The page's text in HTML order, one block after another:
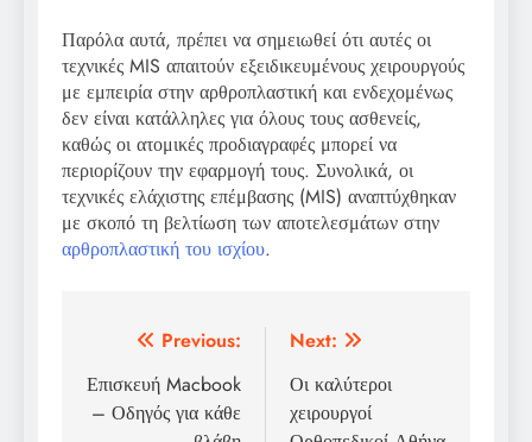
Παρόλα αυτά, πρέπει να σημειωθεί ότι αυτές οι
τεχνικές MIS απαιτούν εξειδικευμένους χειρουργούς
με εμπειρία στην αρθροπλαστική και ενδεχομένως
δεν είναι κατάλληλες για όλους τους ασθενείς,
καθώς οι ατομικές προδιαγραφές μπορεί να
περιορίζουν την εφαρμογή τους. Συνολικά, οι
τεχνικές ελάχιστης επέμβασης (MIS) αναπτύχθηκαν
με σκοπό τη βελτίωση των αποτελεσμάτων στην
αρθροπλαστική του ισχίου.
Πλοήγηση
άρθρων
Previous:
Επισκευή Macbook
– Οδηγός για κάθε
Next:
Οι καλύτεροι
χειρουργοί